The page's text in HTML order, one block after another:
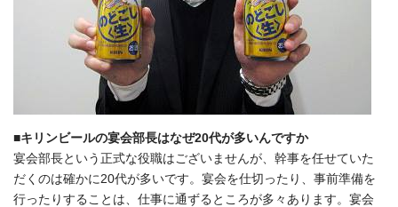
■キリンビールの宴会部長はなぜ20代が多いんですか
宴会部長という正式な役職はございませんが、幹事を任せていた
だくのは確かに20代が多いです。宴会を仕切ったり、事前準備を
行ったりすることは、仕事に通ずるところが多々あります。宴会